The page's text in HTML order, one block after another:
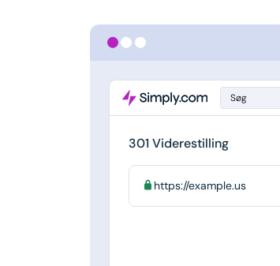
Søg
301 Viderestilling
https://example.us